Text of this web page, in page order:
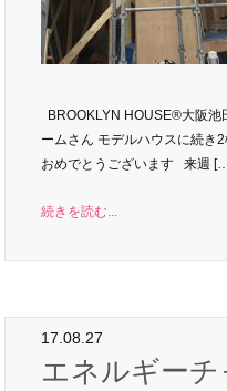
BROOKLYN HOUSE®大阪
ームさん モデルハウスに続き
おめでとうございます 来週
続きを読む...
17.08.27
エネルギーチ